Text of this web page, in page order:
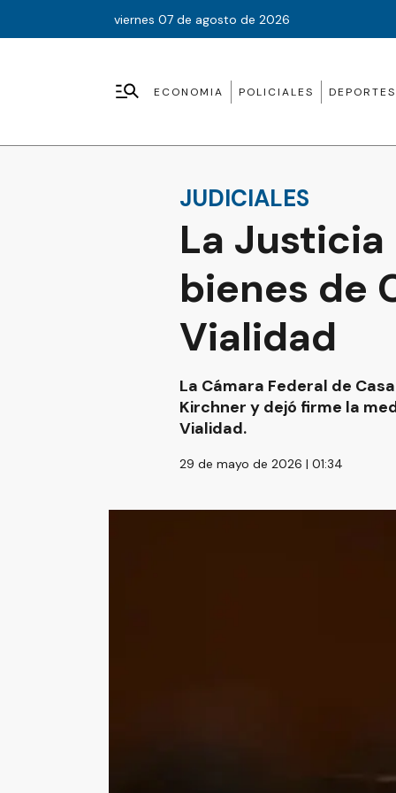
viernes 07 de agosto de 2026
ECONOMIA POLICIALES DEPORTES
JUDICIALES
La
bienes de
Vialidad
La Cámara Federal de
Kirchner y dejó firme la
Vialidad.
29 de mayo de 2026 | 01:34